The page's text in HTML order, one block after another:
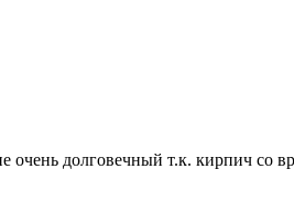
долговечный т.к. кирпич со